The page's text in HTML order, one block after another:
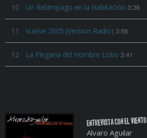
10 Un Relámpago en la Habitación 3:36
11 Vuelve 2005 (Version Radio) 3:56
12 La Plegaria del Hombre Lobo 3:41
Entrevista Con el Viento
Alvaro Aguilar